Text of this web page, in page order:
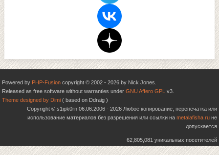
Powered by PHP-Fusion copyright © 2002 - 2026 by Nick Jones.
Released as free software without warranties under GNU Affero GPL v3.
Theme designed by Dimi ( based on Ddraig )
Copyright © s1ipk0rn 06.06.2006 - 2026 Любое копирование, перепечатка или
использование материалов без разрешения или ссылки на metalafisha.ru не
допускается
62,805,081 уникальных посетителей